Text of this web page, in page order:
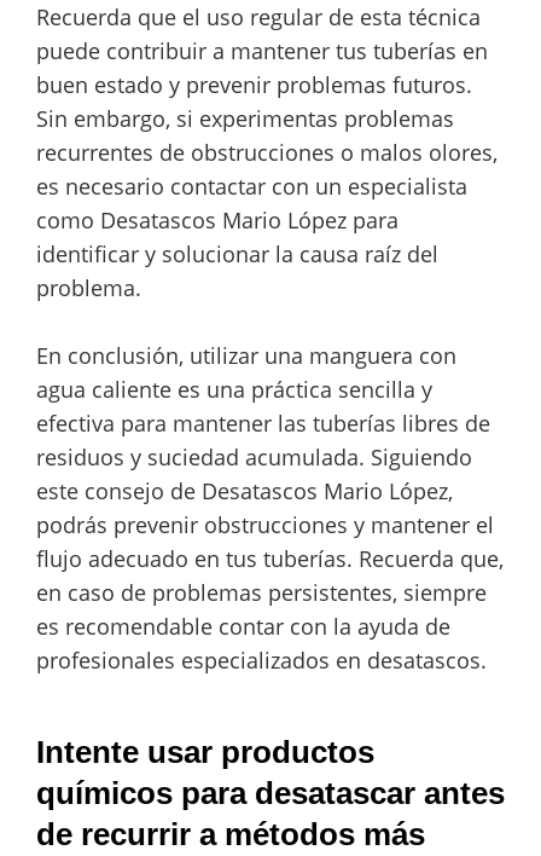
Recuerda que el uso regular de esta técnica
puede contribuir a mantener tus tuberías en
buen estado y prevenir problemas futuros.
Sin embargo, si experimentas problemas
recurrentes de obstrucciones o malos olores,
es necesario contactar con un especialista
como Desatascos Mario López para
identificar y solucionar la causa raíz del
problema.
En conclusión, utilizar una manguera con
agua caliente es una práctica sencilla y
efectiva para mantener las tuberías libres de
residuos y suciedad acumulada. Siguiendo
este consejo de Desatascos Mario López,
podrás prevenir obstrucciones y mantener el
flujo adecuado en tus tuberías. Recuerda que,
en caso de problemas persistentes, siempre
es recomendable contar con la ayuda de
profesionales especializados en desatascos.
Intente usar productos
químicos para desatascar antes
de recurrir a métodos más